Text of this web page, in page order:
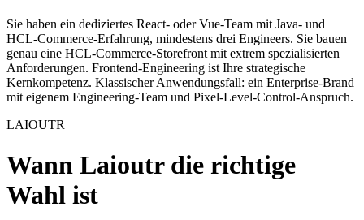
Sie haben ein dediziertes React- oder Vue-Team mit Java- und
HCL-Commerce-Erfahrung, mindestens drei Engineers. Sie bauen
genau eine HCL-Commerce-Storefront mit extrem spezialisierten
Anforderungen. Frontend-Engineering ist Ihre strategische
Kernkompetenz. Klassischer Anwendungsfall: ein Enterprise-Brand
mit eigenem Engineering-Team und Pixel-Level-Control-Anspruch.
LAIOUTR
Wann Laioutr die richtige
Wahl ist